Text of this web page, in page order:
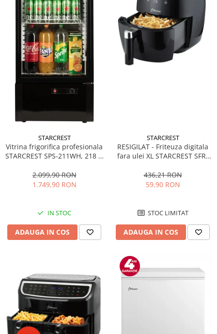
STARCREST
Vitrina frigorifica profesionala
STARCREST SPS-211WH, 218 L,
LED, H 141 cm, Negru
2.099,90 RON
1.749,90 RON
IN STOC
ADAUGA IN COS
STARCREST
RESIGILAT - Friteuza digitala
fara ulei XL STARCREST SFR-
Termostat 80 - 200 °C, 8
programe predefinite, Negru
436,21 RON
59,90 RON
STOC LIMITAT
ADAUGA IN COS